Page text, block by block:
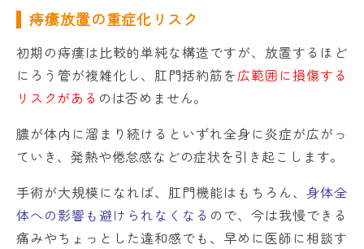
痔瘻放置の重症化リスク
初期の痔瘻は比較的単純な構造ですが、放置するほど
にろう管が複雑化し、肛門括約筋を広範囲に損傷する
リスクがある のは否めません。
膿が体内に溜まり続けるといずれ全身に炎症が広がっ
ていき、発熱や倦怠感などの症状を引き起こします。
手術が大規模になれば、肛門機能はもちろん、身体全
体への影響も避けられなくなる ので、今は我慢できる
痛みやちょっとした違和感でも、早めに医師に相談す